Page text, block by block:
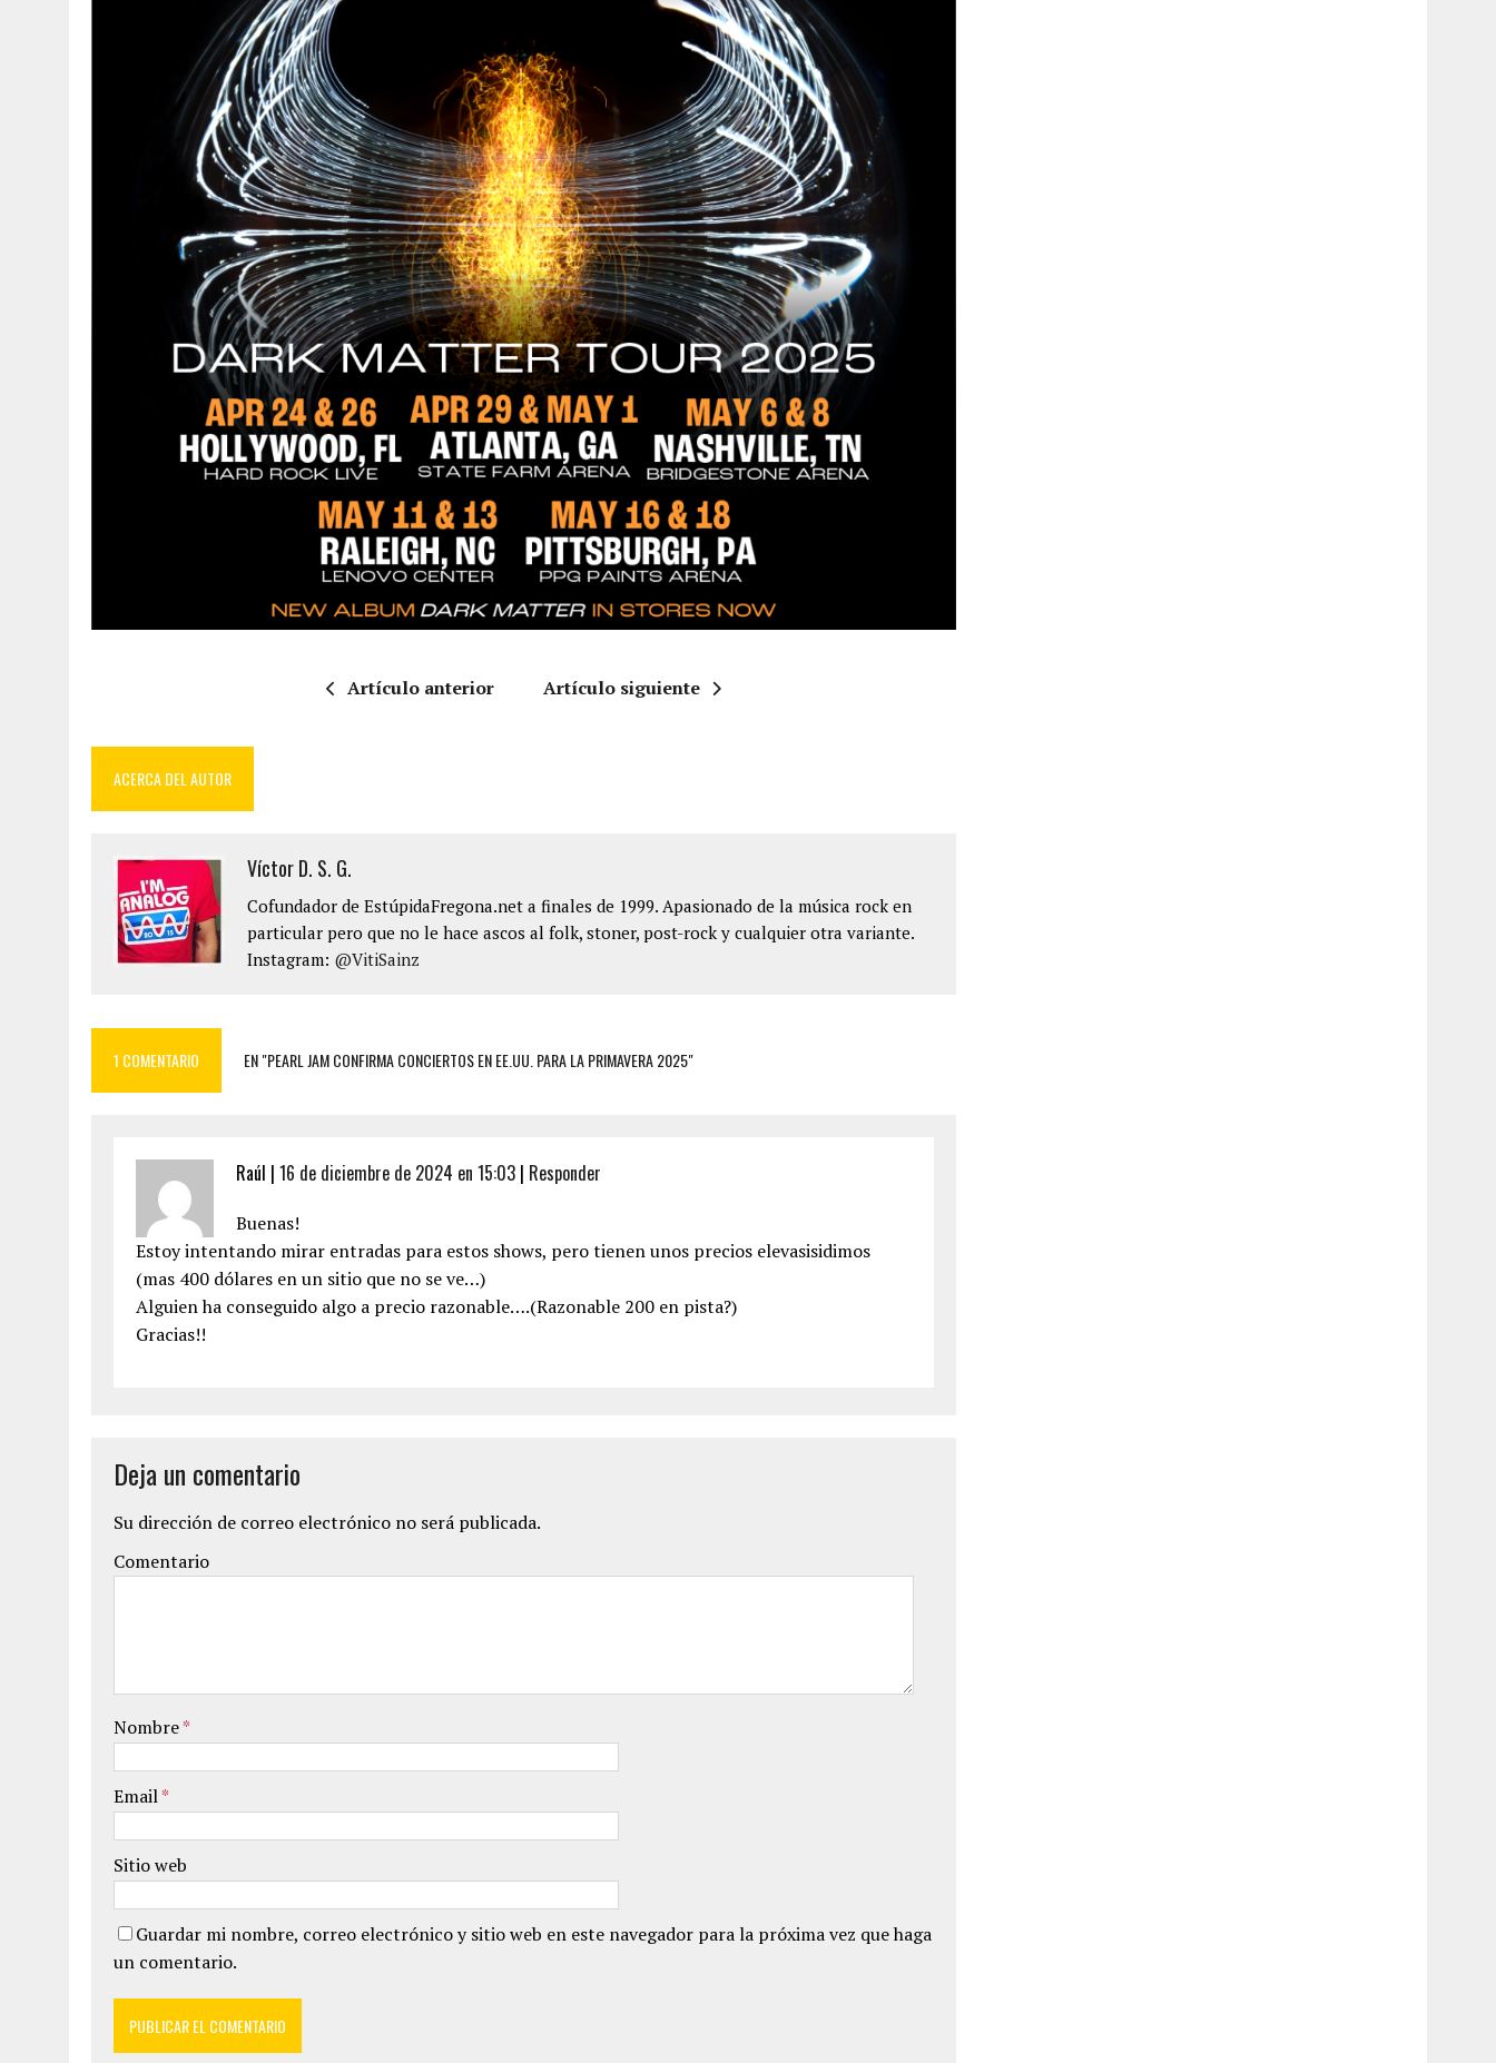
Artículo anterior Artículo siguiente
ACERCA DEL AUTOR
Víctor D. S. G.
Cofundador de EstúpidaFregona.net a finales de 1999. Apasionado de la música rock en
particular pero que no le hace ascos al folk, stoner, post-rock y cualquier otra variante.
Instagram: @VitiSainz
1 COMENTARIO EN "PEARL JAM CONFIRMA CONCIERTOS EN EE.UU. PARA LA PRIMAVERA 2025"
Raúl | 16 de diciembre de 2024 en 15:03 | Responder
Buenas!
Estoy intentando mirar entradas para estos shows, pero tienen unos precios elevasisidimos
(mas 400 dólares en un sitio que no se ve…)
Alguien ha conseguido algo a precio razonable….(Razonable 200 en pista?)
Gracias!!
Deja un comentario
Su dirección de correo electrónico no será publicada.
Comentario
Nombre*
Email*
Sitio web
Guardar mi nombre, correo electrónico y sitio web en este navegador para la próxima vez que haga
un comentario.